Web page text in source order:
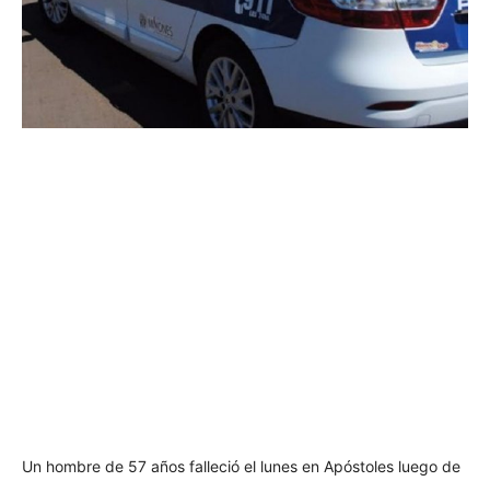
Un hombre de 57 años falleció el lunes en Apóstoles luego de